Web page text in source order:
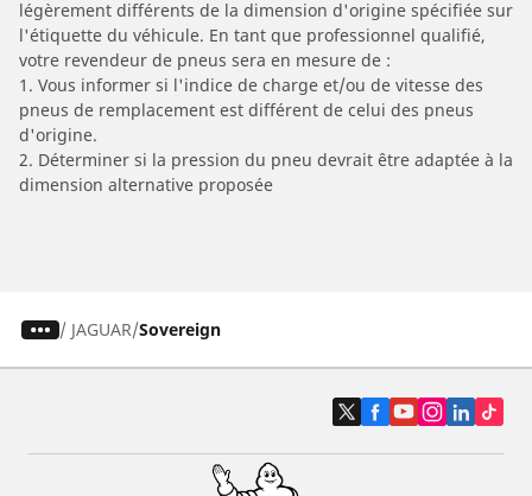
légèrement différents de la dimension d'origine spécifiée sur
l'étiquette du véhicule. En tant que professionnel qualifié,
votre revendeur de pneus sera en mesure de :
1. Vous informer si l'indice de charge et/ou de vitesse des
pneus de remplacement est différent de celui des pneus
d'origine.
2. Déterminer si la pression du pneu devrait être adaptée à la
dimension alternative proposée
/ JAGUAR Sovereign